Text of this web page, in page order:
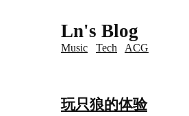
Ln's Blog
Music Tech ACG
玩只狼的体验